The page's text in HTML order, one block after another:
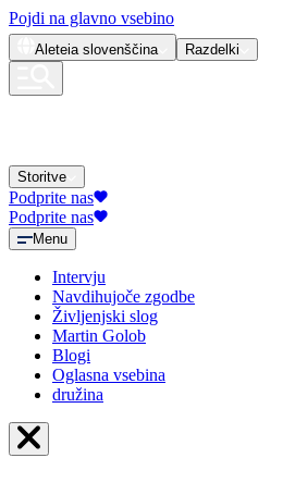
Pojdi na glavno vsebino
Aleteia slovenščina Razdelki
Storitve
Podprite nas
Podprite nas
Menu
Intervju
Navdihujoče zgodbe
Življenjski slog
Martin Golob
Blogi
Oglasna vsebina
družina